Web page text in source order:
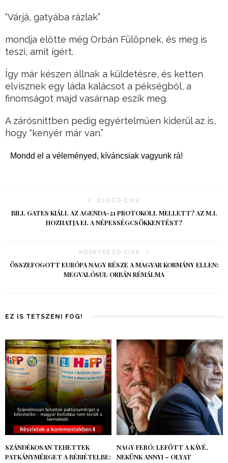
“Várjá, gatyába rázlak”
mondja előtte még Orbán Fülöpnek, és meg is
teszi, amit ígért.
Így már készen állnak a küldetésre, és ketten
elvisznek egy láda kalácsot a pékségből, a
finomságot majd vasárnap eszik meg.
A zárósnittben pedig egyértelműen kiderül az is,
hogy “kenyér már van.”
Mondd el a véleményed, kíváncsiak vagyunk rá!
ELŐZŐ CIKK
BILL GATES KIÁLL AZ AGENDA-21 PROTOKOLL MELLETT? AZ M.I.
HOZHATJA EL A NÉPESSÉGCSÖKKENTÉST?
KÖVETKEZŐ CIKK
ÖSSZEFOGOTT EURÓPA NAGY RÉSZE A MAGYAR KORMÁNY ELLEN:
MEGVALÓSUL ORBÁN RÉMÁLMA
EZ IS TETSZENI FOG!
SZÁNDÉKOSAN TEHETTEK
PATKÁNYMÉRGET A BÉBIÉTELBE:
NAGY FERÓ: LEFŐTT A KÁVÉ,
NEKÜNK ANNYI – OLYAT